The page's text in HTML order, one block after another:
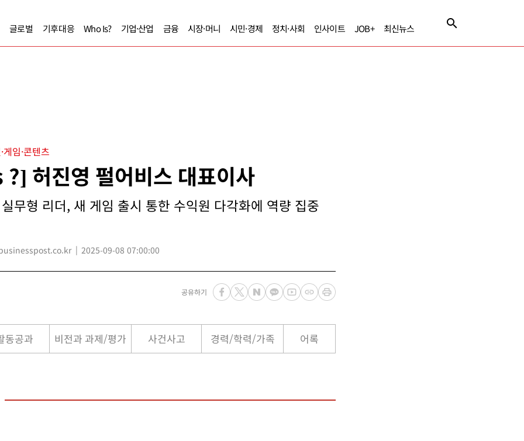
글로벌 기후대응 Who Is? 기업·산업 금융 시장·머니 시민·경제 정치·사회 인사이트 JOB+ 최신뉴스
임·콘텐츠
허진영 펄어비스 대표이사
무형 리더, 새 게임 출시 통한 수익원 다각화에 역량 집중
2025-09-08 07:00:00
공유하기
동공과 비전과 과제/평가 사건사고 경력/학력/가족 어록